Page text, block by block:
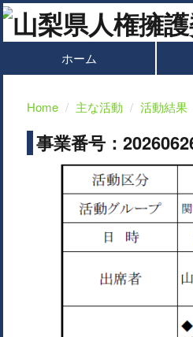
ホーム
Home 主な活動 活動結果
事業番号：